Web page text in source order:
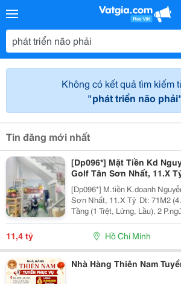
Không có kết quả tìm kiếm
"phát triển não phải"
Tin đăng mới nhất
[Dp096*] Mặt Tiền Kd
Golf Tân Sơn Nhất, 11.X
[Dp096*] M.tiền K.doanh
Sơn Nhất, 11.X Tỷ ️ Dt: 71M2
Tầng (1 Trệt, Lửng, Lầu), 2 P.ngủ 2Tolet Đ.
Kinh Doanh Đỉnh ✨ Nhà Đẹp Ở Ngay Liên Hệ
Nhận Thêm Thông Tin!
11,4 tỷ Hồ Chí Minh
Nhà Hàng Thiên Nam